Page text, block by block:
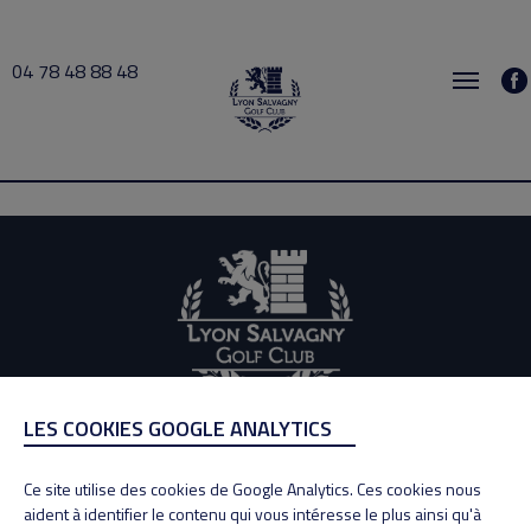
04 78 48 88 48
Absent 2020-12-06 11:30 → 2020-12-06 20:00
ADRESSE
69890 La Tour de Salvagny
Tél : 04 78 48 88 48
LES COOKIES GOOGLE ANALYTICS
Ce site utilise des cookies de Google Analytics. Ces cookies nous
aident à identifier le contenu qui vous intéresse le plus ainsi qu'à